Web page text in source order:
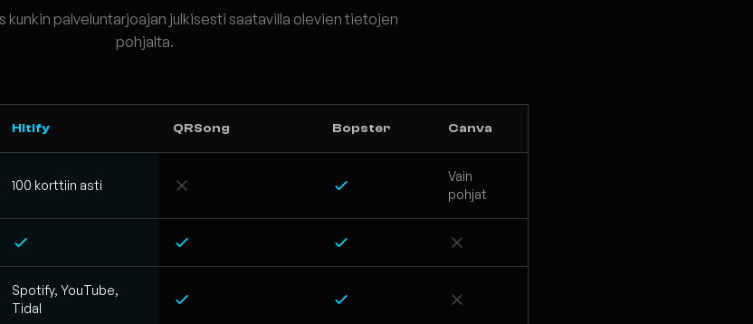
kunkin palveluntarjoajan julkisesti saatavilla olevien tietojen
pohjalta.
Hitify QRSong Bopster Canva
100 korttiin asti
Vain
pohjat
Spotify, YouTube,
Tidal